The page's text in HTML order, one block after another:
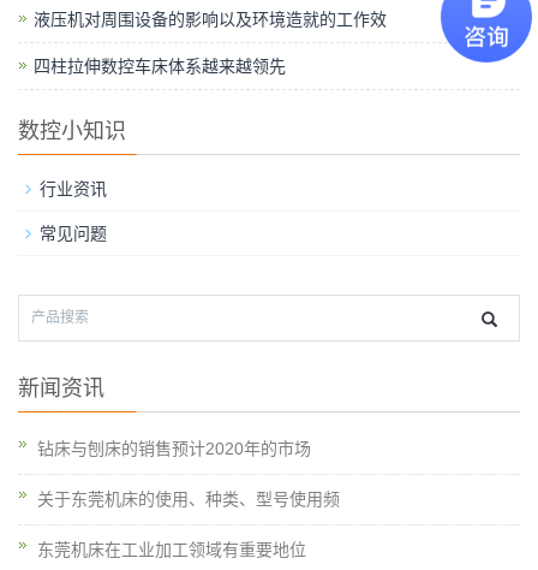
液压机对周围设备的影响以及环境造就的工作效
四柱拉伸数控车床体系越来越领先
数控小知识
行业资讯
常见问题
新闻资讯
钻床与刨床的销售预计2020年的市场
关于东莞机床的使用、种类、型号使用频
东莞机床在工业加工领域有重要地位